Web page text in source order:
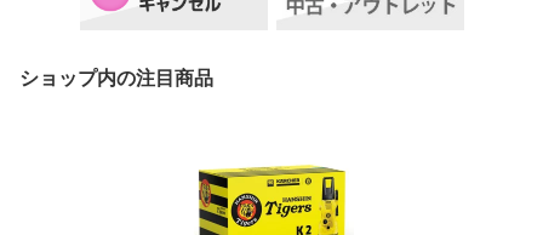
ショップ内の注目商品